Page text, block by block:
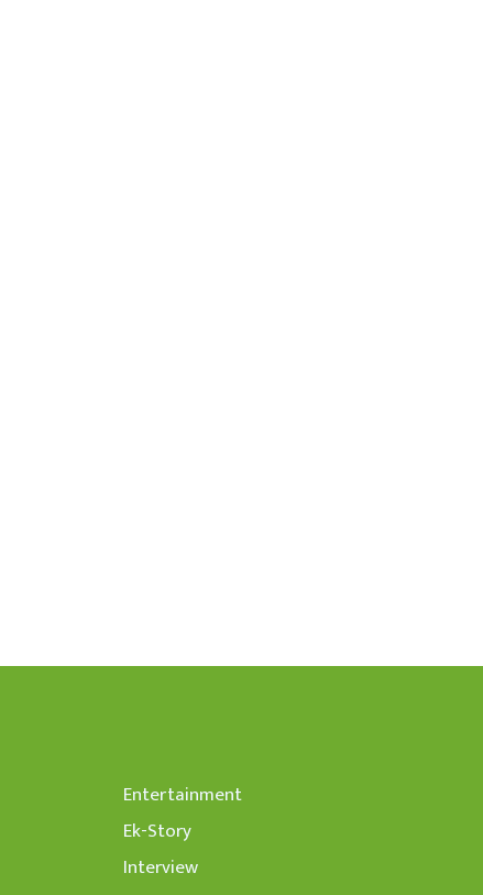
Entertainment
Ek-Story
Interview